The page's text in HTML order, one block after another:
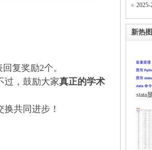
回复奖励2个。
过，鼓励大家真正的学术
共同进步！
新热图